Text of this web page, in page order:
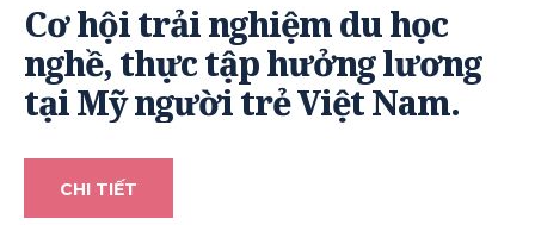
Cơ hội trải nghiệm du học
nghề, thực tập hưởng lương
tại Mỹ người trẻ Việt Nam.
CHI TIẾT